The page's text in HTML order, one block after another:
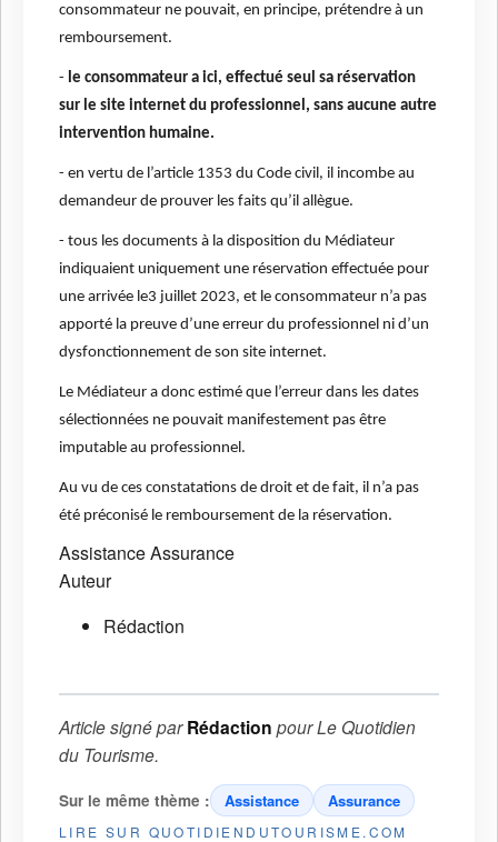
consommateur ne pouvait, en principe, prétendre à un
remboursement.
- le consommateur a ici, effectué seul sa réservation
sur le site internet du professionnel, sans aucune autre
intervention humaine.
- en vertu de l’article 1353 du Code civil, il incombe au
demandeur de prouver les faits qu’il allègue.
- tous les documents à la disposition du Médiateur
indiquaient uniquement une réservation effectuée pour
une arrivée le3 juillet 2023, et le consommateur n’a pas
apporté la preuve d’une erreur du professionnel ni d’un
dysfonctionnement de son site internet.
Le Médiateur a donc estimé que l’erreur dans les dates
sélectionnées ne pouvait manifestement pas être
imputable au professionnel.
Au vu de ces constatations de droit et de fait, il n’a pas
été préconisé le remboursement de la réservation.
AssistanceAssurance
Auteur
Rédaction
Article signé parRédaction pourLe Quotidien
du Tourisme.
Sur le même thème : Assistance Assurance
LIRE SUR QUOTIDIENDUTOURISME.COM